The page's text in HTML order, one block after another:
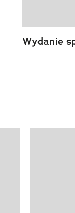
Wydanie